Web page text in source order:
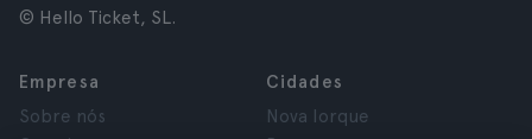
© Hello Ticket, SL.
Empresa
Sobre nós
Cidades
Nova Iorque